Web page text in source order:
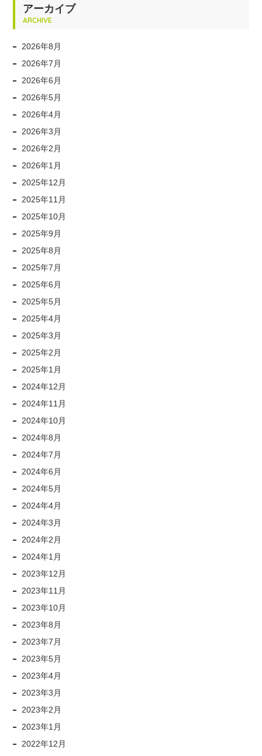
アーカイブ
ARCHIVE
2026年8月
2026年7月
2026年6月
2026年5月
2026年4月
2026年3月
2026年2月
2026年1月
2025年12月
2025年11月
2025年10月
2025年9月
2025年8月
2025年7月
2025年6月
2025年5月
2025年4月
2025年3月
2025年2月
2025年1月
2024年12月
2024年11月
2024年10月
2024年8月
2024年7月
2024年6月
2024年5月
2024年4月
2024年3月
2024年2月
2024年1月
2023年12月
2023年11月
2023年10月
2023年8月
2023年7月
2023年5月
2023年4月
2023年3月
2023年2月
2023年1月
2022年12月